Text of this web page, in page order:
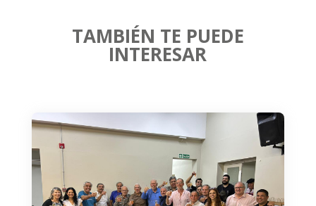
TAMBIÉN TE PUEDE
INTERESAR